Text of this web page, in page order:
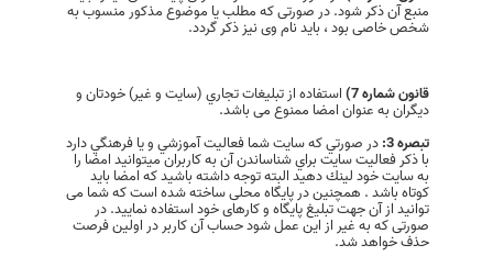
منبع آن ذکر شود. در صورتی که مطلب یا موضوع مذکور منسوب به
شخص خاصی بود ، باید نام وی نیز ذکر گردد.
قانون شماره 7) استفاده از تبلیغات تجاري (سايت و غير) خودتان و
دیگران به عنوان امضا ممنوع می باشد.
تبصره 3:
در صورتي كه سايت شما فعاليت آموزشي و يا فرهنگي دارد
با ذكر فعاليت سايت براي شناساندن آن به كاربران ميتوانيد امضا را
به سايت خود لينك دهيد البته توجه داشته باشيد كه امضا بايد
كوتاه باشد . همچنين در پایگاه محلی ساخته شده است که شما می
توانید از آن جهت تبلیغ پایگاه و کارهای خود استفاده نمایید. در
صورتی که به غیر از این عمل شود حساب آن کاربر در اولین فرصت
حذف خواهد شد.